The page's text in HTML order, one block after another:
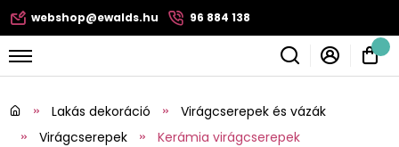
webshop@ewalds.hu 96 884 138
Lakás dekoráció
Virágcserepek és vázák
Virágcserepek
Kerámia virágcserepek